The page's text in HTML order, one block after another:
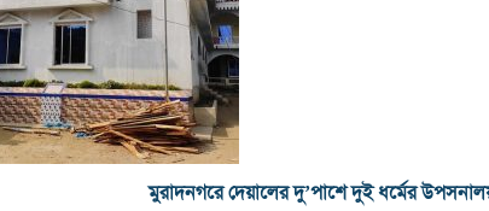
মুরাদনগরে দেয়ালের দু’পাশে দুই ধর্মের